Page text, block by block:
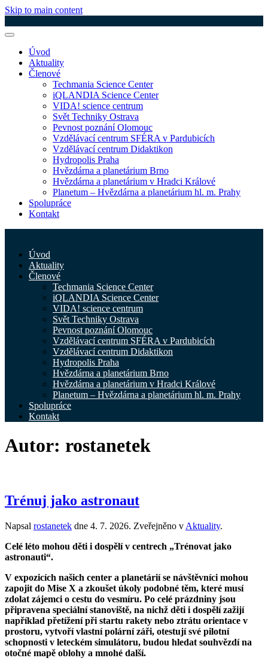
Skip to main content
Úvod
Aktuality
Členové
Techmania Science Center
iQLANDIA Science Center
VIDA! science centrum
Svět Techniky Ostrava
Pevnost poznání Olomouc
Vzdělávací centrum SFÉRA v Pardubicích
Vzdělávací centrum Didaktikon
Hydropolis Praha
Hvězdárna a planetárium Brno
Hvězdárna a planetárium v Hradci Králové
Planetum – Hvězdárna a planetárium hl. m. Prahy
Spolupráce
Kontakt
Úvod
Aktuality
Členové
Techmania Science Center
iQLANDIA Science Center
VIDA! science centrum
Svět Techniky Ostrava
Pevnost poznání Olomouc
Vzdělávací centrum SFÉRA v Pardubicích
Vzdělávací centrum Didaktikon
Hydropolis Praha
Hvězdárna a planetárium Brno
Hvězdárna a planetárium v Hradci Králové
Planetum – Hvězdárna a planetárium hl. m. Prahy
Spolupráce
Kontakt
Autor: rostanetek
Trénuj jako astronaut
Napsal rostanetek dne 4. 7. 2026. Zveřejněno v Aktuality.
Celé léto mohou děti i dospělí v centrech „Trénovat jako
astronauti“.
V expozicích našich center a planetárií se návštěvníci mohou
zapojit do Mise X a zkoušet úkoly podobné těm, které musí
zdolat zájemci o cestu do vesmíru. Po celé prázdniny jsou
připravena speciální stanoviště, na nichž děti i dospělí zažijí
například přetížení při startu rakety nebo ztrátu orientace v
prostoru, vytvoří vlastní polární záři, otestují své pilotní
schopnosti v leteckém simulátoru, budou hledat souhvězdí na
otočné mapě oblohy a mnohé další.